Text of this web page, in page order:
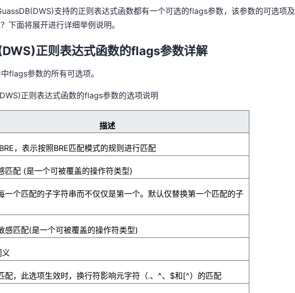
支持的正则表达式函数都有一个可选的flags参数，该参数的可选项及
下面将展开进行详细举例说明。
正则表达式函数的flags参数详解
flags参数的所有可选项。
正则表达式函数的flags参数的选项说明
描述
，表示按照BRE匹配模式的规则进行匹配
匹配 (是一个可被覆盖的操作符类型)
一个匹配的子字符串而不仅仅是第一个。默认仅替换第一个匹配的子
感匹配(是一个可被覆盖的操作符类型)
义
配，此选项生效时，换行符影响元字符（.、^、$和[^）的匹配